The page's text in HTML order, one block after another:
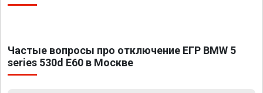
Частые вопросы про отключение ЕГР BMW 5
series 530d E60 в Москве